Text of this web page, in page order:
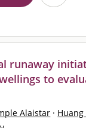
runaway
to
Alaistar · Huang